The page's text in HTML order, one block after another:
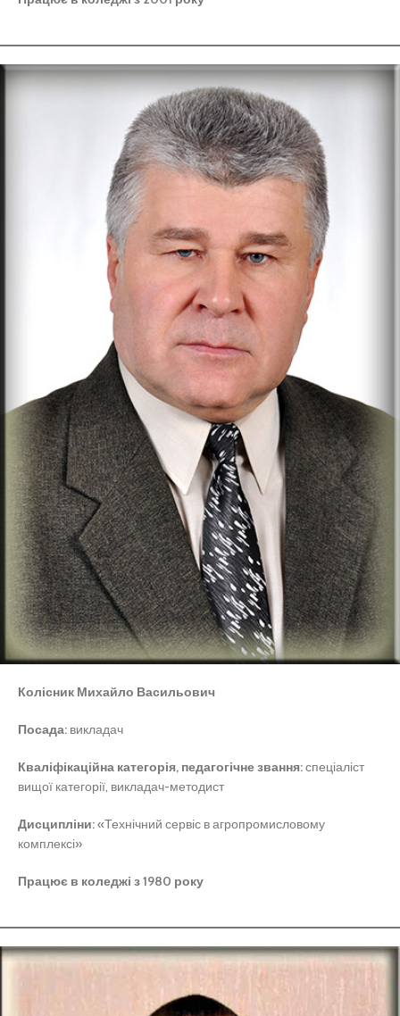
Колісник Михайло Васильович
Посада: викладач
Кваліфікаційна категорія, педагогічне звання:спеціаліст
вищої категорії, викладач-методист
Дисципліни:«Технічний сервіс в агропромисловому
комплексі»
Працює в коледжі з 1980 року